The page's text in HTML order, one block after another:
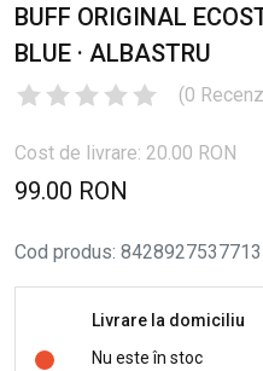
BUFF ORIGINAL
BLUE · ALBASTRU
(0
Cost de livrare: 20.00 RON
99.00 RON
Cod produs: 8428927537713
Livrare la domiciliu
Nu este în stoc